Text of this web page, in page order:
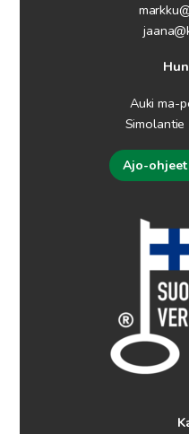
Auki ma-
Ajo-